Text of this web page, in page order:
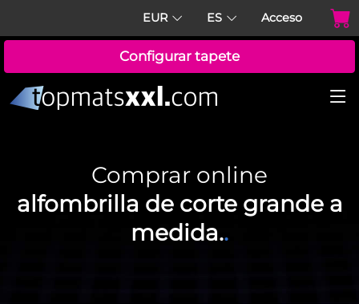
EUR ES Acceso
Configurar tapete
Comprar online
alfombrilla de corte grande a
medida..